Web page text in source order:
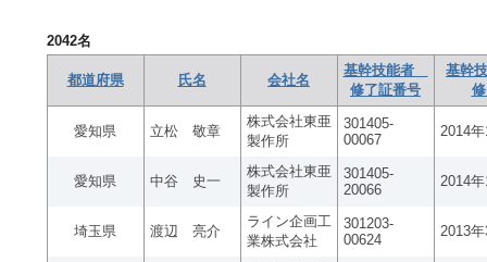
2042名
都道府県 氏名 会社名
基幹技能者
修了証番号
基幹
愛知県 立松 敬章
株式会社東亜
製作所
301405-
00067
2014
愛知県 中谷 史一
株式会社東亜
製作所
301405-
20066
2014
埼玉県 渡辺 亮介
ライン企画工
業株式会社
301203-
00624
2013